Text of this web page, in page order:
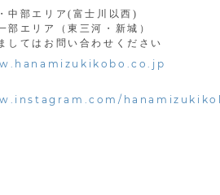
中部エリア(富士川以西)
部エリア（東三河・新城）
してはお問い合わせください